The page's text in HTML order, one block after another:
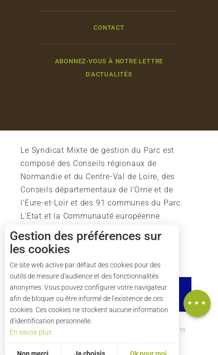
Horaires
Carte
CONTACT
ABONNEZ-VOUS À NOTRE LETTRE
D'ACTUALITÉS
Le Syndicat Mixte de gestion du Parc est
composé des Conseils régionaux de
Normandie et du Centre-Val de Loire, des
Conseils départementaux de l'Orne et de
l'Eure-et-Loir et des 91 communes du Parc.
L'Etat et la Communauté européenne
soutiennent également l'action du Parc.
Comment venir ? Crédits
Plan du site
Gestion des préférences sur
les cookies
Ce site web active par défaut des cookies pour des
outils de mesure d'audience et des fonctionnalités
anonymes. Vous pouvez configurer votre navigateur
afin de bloquer ou être informé de l'existence de ces
cookies. Ces cookies ne stockent aucune information
d’identification personnelle.
En savoir plus